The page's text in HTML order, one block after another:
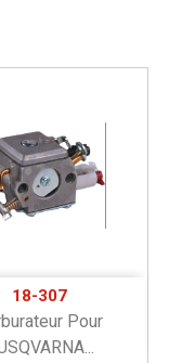
18-307
Pour